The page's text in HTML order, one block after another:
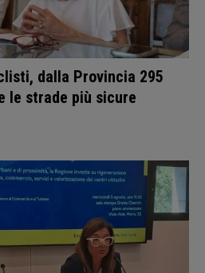
dalla Provincia 295
le strade più sicure